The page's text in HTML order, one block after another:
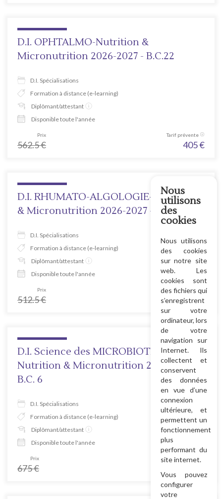
D.I. OPHTALMO-Nutrition &
Micronutrition 2026-2027 - B.C.22
D.I. Spécialisations
Formation à distance (e-learning)
Diplômant/attestant
Disponible toute l'année
Prix
562.5€
Tarif prévente
405€
D.I. RHUMATO-ALGOLOGIE-Nutrition
& Micronutrition 2026-2027 - B.C.18
D.I. Spécialisations
Formation à distance (e-learning)
Diplômant/attestant
Disponible toute l'année
Prix
512.5€
Tarif prévente
369€
D.I. Science des MICROBIOTES-
Nutrition & Micronutrition 2026-2027 -
B.C. 6
D.I. Spécialisations
Formation à distance (e-learning)
Diplômant/attestant
Disponible toute l'année
Prix
675€
Tarif prévente
Nous
utilisons
des
cookies
Nous utilisons
des cookies
sur notre site
web. Les
cookies sont
des fichiers qui
s’enregistrent
sur votre
ordinateur, lors
de votre
navigation sur
Internet. Ils
collectent et
conservent
des données
en vue d’une
connexion
ultérieure, et
permettent un
fonctionnement
plus
performant du
site internet.
Vous pouvez
configurer
votre